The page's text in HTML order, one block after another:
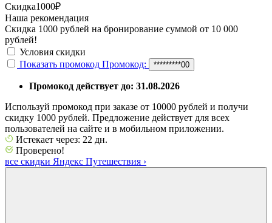
Скидка1000₽
Наша рекомендация
Скидка 1000 рублей на бронирование суммой от 10 000
рублей!
Условия скидки
Показать промокод Промокод: *********00
Промокод действует до: 31.08.2026
Используй промокод при заказе от 10000 рублей и получи
скидку 1000 рублей. Предложение действует для всех
пользователей на сайте и в мобильном приложении.
Истекает через: 22 дн.
Проверено!
все скидки Яндекс Путешествия ›